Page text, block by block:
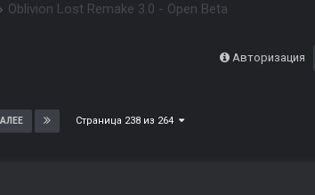
Oblivion Lost Remake 3.0 - Open Beta
Авторизация
Страница 238 из 264